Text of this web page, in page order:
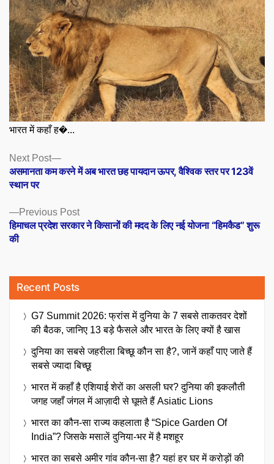
भारत में कहाँ ह�...
Posts
navigation
Previous PostPrevious
post:
हिमाचल प्रदेश सरकार ने किसानों की मदद के लिए नई योजना “हिमकैड” शुरू
की
Next Post
Next
post:
असमानता कम करने में अब भारत छह पायदान ऊपर, वैश्विक स्तर पर 123वें
स्थान पर
Recent Posts
G7 Summit 2026: फ्रांस में दुनिया के 7 सबसे ताकतवर देशों
की बैठक, जानिए 13 बड़े फैसले और भारत के लिए क्यों है खास
दुनिया का सबसे जहरीला बिच्छू कौन सा है?, जानें कहाँ पाए जाते हैं
सबसे ज्यादा बिच्छू
भारत में कहाँ है एशियाई शेरों का असली घर? दुनिया की इकलौती
जगह जहाँ जंगल में आज़ादी से घूमते हैं Asiatic Lions
भारत का कौन-सा राज्य कहलाता है “Spice Garden Of
India”? जिसके मसालें दुनिया-भर में है मशहूर
भारत का सबसे अमीर गांव कौन-सा है? यहां हर घर में करोड़ों की